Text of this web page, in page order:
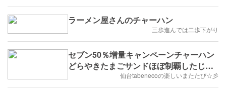
ラーメン屋さんのチャーハン
三歩進んでは二歩下がり
セブン50％増量キャンペーンチャーハン
どらやきたまごサンドほぼ制覇したじょ
仙台tabenecoの楽しいまたたび☆彡